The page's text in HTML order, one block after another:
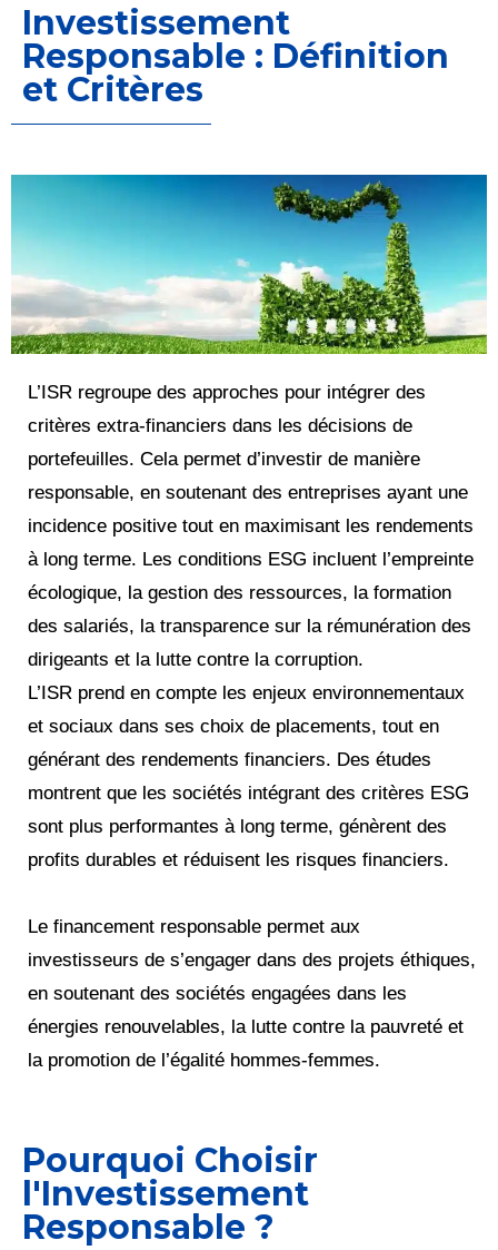
Investissement
Responsable : Définition
et Critères
L’ISR regroupe des approches pour intégrer des
critères extra-financiers dans les décisions de
portefeuilles. Cela permet d’investir de manière
responsable, en soutenant des entreprises ayant une
incidence positive tout en maximisant les rendements
à long terme. Les conditions ESG incluent l’empreinte
écologique, la gestion des ressources, la formation
des salariés, la transparence sur la rémunération des
dirigeants et la lutte contre la corruption.
L’ISR prend en compte les enjeux environnementaux
et sociaux dans ses choix de placements, tout en
générant des rendements financiers. Des études
montrent que les sociétés intégrant des critères ESG
sont plus performantes à long terme, génèrent des
profits durables et réduisent les risques financiers.
Le financement responsable permet aux
investisseurs de s’engager dans des projets éthiques,
en soutenant des sociétés engagées dans les
énergies renouvelables, la lutte contre la pauvreté et
la promotion de l’égalité hommes-femmes.
Pourquoi Choisir
l'Investissement
Responsable ?